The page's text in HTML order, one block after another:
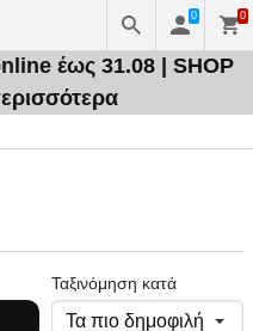
0 0
έως 31.08 | SHOP
Ταξινόμηση κατά